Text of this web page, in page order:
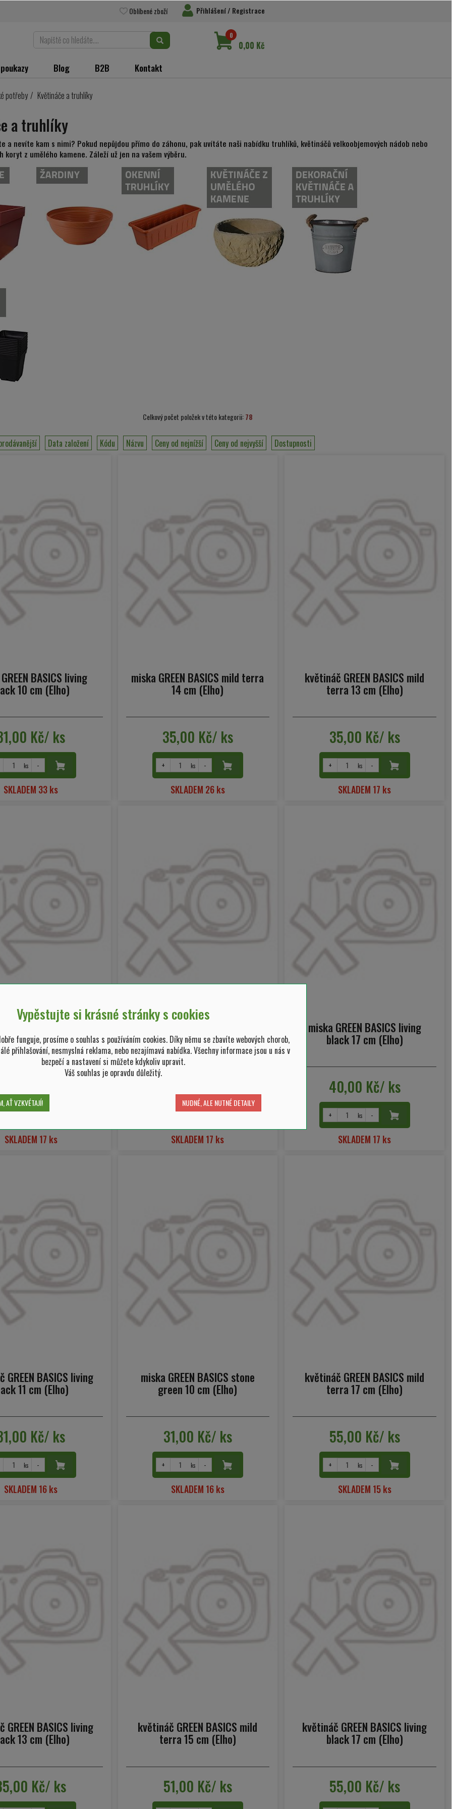
Oblíbené zboží Přihlášení/ Registrace
0
0,00 Kč
Blog B2B Kontakt
potřeby Květináče a truhlíky
a truhlíky
a nevíte kam s nimi? Pokud nepůjdou přímo do záhonu, pak uvítáte naši nabídku truhlíků, květináčů velkoobjemových nádob nebo
koryt z umělého kamene. Záleží už jen na vašem výběru.
Celkový počet položek v této kategorii:78
Data založení Kódu Názvu Ceny od nejnížší Ceny od nejvyšší Dostupnosti
BASICS living
10 cm (Elho)
Kč/ ks
ks -
SKLADEM 33 ks
miska GREEN BASICS mild terra
14 cm (Elho)
35,00 Kč/ ks
+ ks -
SKLADEM 26 ks
květináč GREEN BASICS mild
terra 13 cm (Elho)
35,00 Kč/ ks
+ ks -
SKLADEM 17 ks
BASICS stone
14 cm (Elho)
-
SKLADEM 17 ks
miska GREEN BASICS stone
green 17 cm (Elho)
-
SKLADEM 17 ks
miska GREEN BASICS living
black 17 cm (Elho)
40,00 Kč/ ks
+ ks -
SKLADEM 17 ks
GREEN BASICS living
11 cm (Elho)
Kč/ ks
ks -
SKLADEM 16 ks
miska GREEN BASICS stone
green 10 cm (Elho)
31,00 Kč/ ks
+ ks -
SKLADEM 16 ks
květináč GREEN BASICS mild
terra 17 cm (Elho)
55,00 Kč/ ks
+ ks -
SKLADEM 15 ks
GREEN BASICS living
13 cm (Elho)
Kč/ ks
květináč GREEN BASICS mild
terra 15 cm (Elho)
51,00 Kč/ ks
květináč GREEN BASICS living
black 17 cm (Elho)
55,00 Kč/ ks
Vypěstujte si krásné stránky s cookies
funguje, prosíme o souhlas s používáním cookies. Díky němu se zbavíte webových chorob,
přihlašování, nesmyslná reklama, nebo nezajímavá nabídka. Všechny informace jsou u nás v
bezpečí a nastavení si můžete kdykoliv upravit.
Váš souhlas je opravdu důležitý.
AŤ VZKVÉTAJÍ! NUDNÉ, ALE NUTNÉ DETAILY